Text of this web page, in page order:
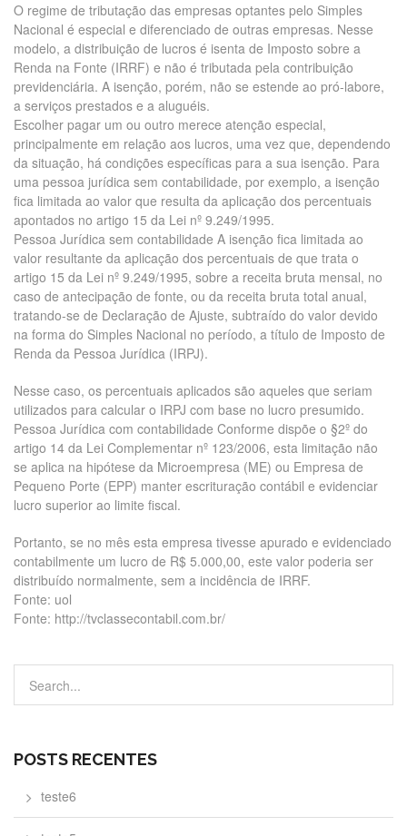
O regime de tributação das empresas optantes pelo Simples
Nacional é especial e diferenciado de outras empresas. Nesse
modelo, a distribuição de lucros é isenta de Imposto sobre a
Renda na Fonte (IRRF) e não é tributada pela contribuição
previdenciária. A isenção, porém, não se estende ao pró-labore,
a serviços prestados e a aluguéis.
Escolher pagar um ou outro merece atenção especial,
principalmente em relação aos lucros, uma vez que, dependendo
da situação, há condições específicas para a sua isenção. Para
uma pessoa jurídica sem contabilidade, por exemplo, a isenção
fica limitada ao valor que resulta da aplicação dos percentuais
apontados no artigo 15 da Lei nº 9.249/1995.
Pessoa Jurídica sem contabilidade A isenção fica limitada ao
valor resultante da aplicação dos percentuais de que trata o
artigo 15 da Lei nº 9.249/1995, sobre a receita bruta mensal, no
caso de antecipação de fonte, ou da receita bruta total anual,
tratando-se de Declaração de Ajuste, subtraído do valor devido
na forma do Simples Nacional no período, a título de Imposto de
Renda da Pessoa Jurídica (IRPJ).
Nesse caso, os percentuais aplicados são aqueles que seriam
utilizados para calcular o IRPJ com base no lucro presumido.
Pessoa Jurídica com contabilidade Conforme dispõe o §2º do
artigo 14 da Lei Complementar nº 123/2006, esta limitação não
se aplica na hipótese da Microempresa (ME) ou Empresa de
Pequeno Porte (EPP) manter escrituração contábil e evidenciar
lucro superior ao limite fiscal.
Portanto, se no mês esta empresa tivesse apurado e evidenciado
contabilmente um lucro de R$ 5.000,00, este valor poderia ser
distribuído normalmente, sem a incidência de IRRF.
Fonte: uol
Fonte: http://tvclassecontabil.com.br/
POSTS RECENTES
teste6